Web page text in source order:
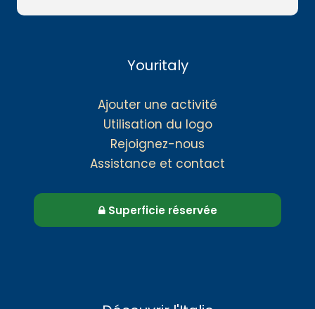
Youritaly
Ajouter une activité
Utilisation du logo
Rejoignez-nous
Assistance et contact
Superficie réservée